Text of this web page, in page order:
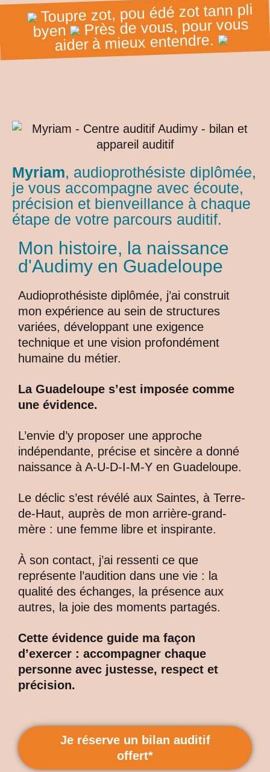
Toupre zot, pou édé zot tann pli
byen Près de vous, pour vous
aider à mieux entendre.
Myriam, audioprothésiste diplômée,
je vous accompagne avec écoute,
précision et bienveillance à chaque
étape de votre parcours auditif.
Mon histoire, la naissance
d'Audimy en Guadeloupe
Audioprothésiste diplômée, j’ai construit
mon expérience au sein de structures
variées, développant une exigence
technique et une vision profondément
humaine du métier.
La Guadeloupe s’est imposée comme
une évidence.
L’envie d’y proposer une approche
indépendante, précise et sincère a donné
naissance à A-U-D-I-M-Y en Guadeloupe.
Le déclic s’est révélé aux Saintes, à Terre-
de-Haut, auprès de mon arrière-grand-
mère : une femme libre et inspirante.
À son contact, j’ai ressenti ce que
représente l’audition dans une vie : la
qualité des échanges, la présence aux
autres, la joie des moments partagés.
Cette évidence guide ma façon
d’exercer : accompagner chaque
personne avec justesse, respect et
précision.
Je réserve un bilan auditif
offert*